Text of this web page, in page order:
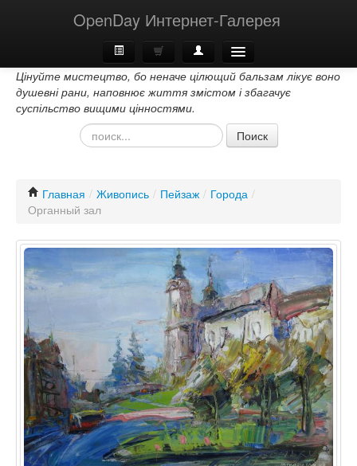
OpenDay Интернет-Галерея
Главная
О Нас
Цінуйте мистецтво, бо неначе цілющий бальзам лікує воно
душевні рани, наповнює життя змістом і збагачує
суспільство вищими цінностями.
Поиск
Главная / Живопись / Пейзаж / Города /
Органный зал